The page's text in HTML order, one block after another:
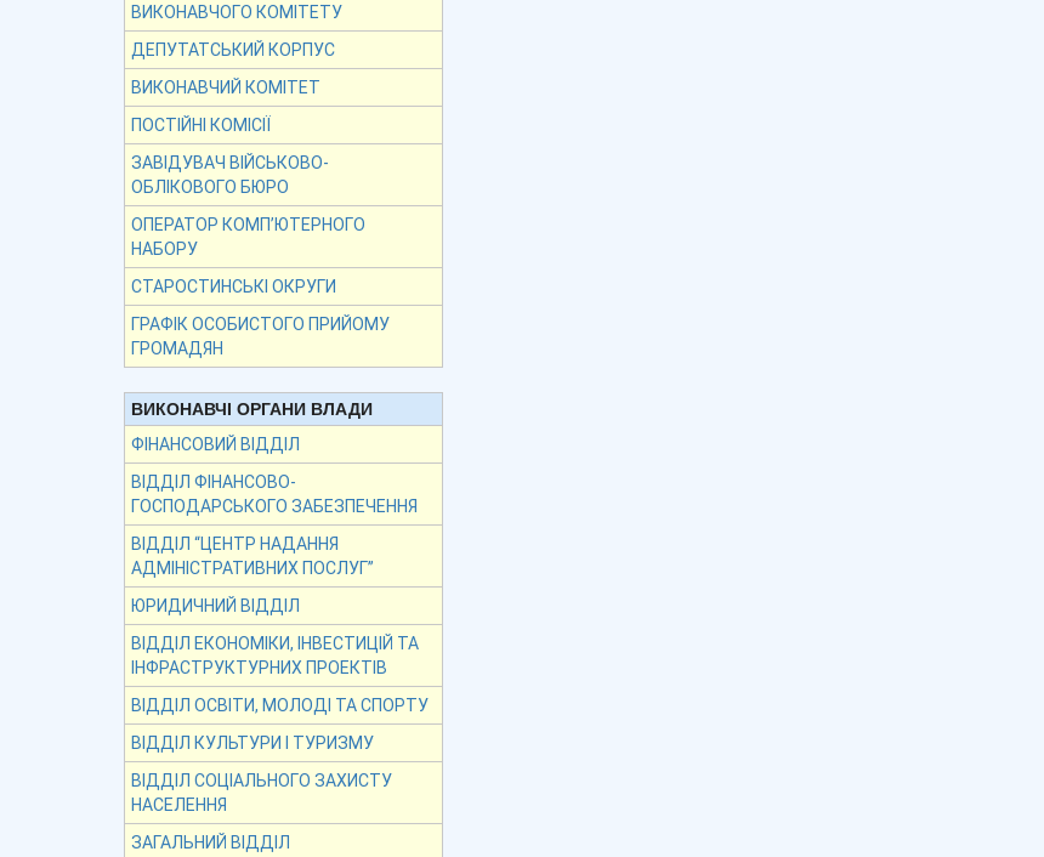
ВИКОНАВЧОГО КОМІТЕТУ
ДЕПУТАТСЬКИЙ КОРПУС
ВИКОНАВЧИЙ КОМІТЕТ
ПОСТІЙНІ КОМІСІЇ
ЗАВІДУВАЧ ВІЙСЬКОВО-
ОБЛІКОВОГО БЮРО
ОПЕРАТОР КОМП’ЮТЕРНОГО
НАБОРУ
СТАРОСТИНСЬКІ ОКРУГИ
ГРАФІК ОСОБИСТОГО ПРИЙОМУ
ГРОМАДЯН
ВИКОНАВЧІ ОРГАНИ ВЛАДИ
ФІНАНСОВИЙ ВІДДІЛ
ВІДДІЛ ФІНАНСОВО-
ГОСПОДАРСЬКОГО ЗАБЕЗПЕЧЕННЯ
ВІДДІЛ “ЦЕНТР НАДАННЯ
АДМІНІСТРАТИВНИХ ПОСЛУГ”
ЮРИДИЧНИЙ ВІДДІЛ
ВІДДІЛ ЕКОНОМІКИ, ІНВЕСТИЦІЙ ТА
ІНФРАСТРУКТУРНИХ ПРОЕКТІВ
ВІДДІЛ ОСВІТИ, МОЛОДІ ТА СПОРТУ
ВІДДІЛ КУЛЬТУРИ І ТУРИЗМУ
ВІДДІЛ СОЦІАЛЬНОГО ЗАХИСТУ
НАСЕЛЕННЯ
ЗАГАЛЬНИЙ ВІДДІЛ